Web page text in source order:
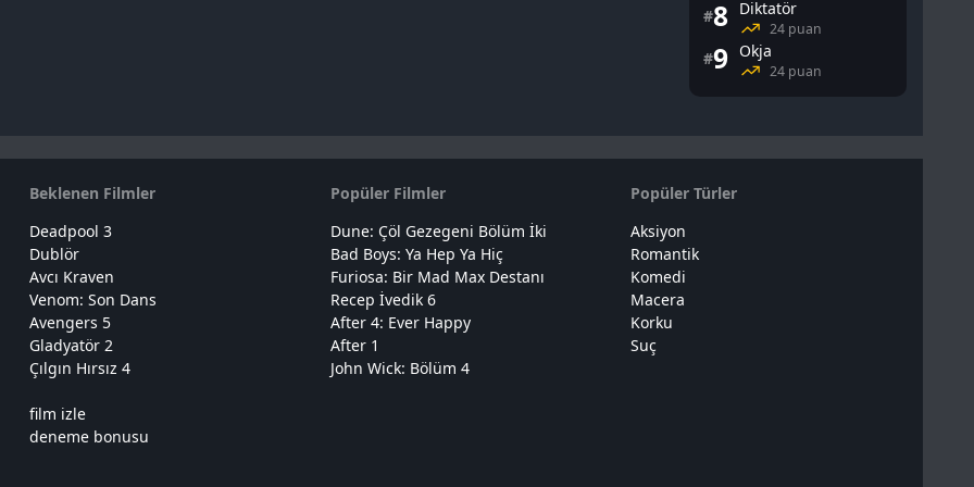
#8 Diktatör
24 puan
#9 Okja
24 puan
Beklenen Filmler
Deadpool 3
Dublör
Avcı Kraven
Venom: Son Dans
Avengers 5
Gladyatör 2
Çılgın Hırsız 4
Popüler Filmler
Dune: Çöl Gezegeni Bölüm İki
Bad Boys: Ya Hep Ya Hiç
Furiosa: Bir Mad Max Destanı
Recep İvedik 6
After 4: Ever Happy
After 1
John Wick: Bölüm 4
Popüler Türler
Aksiyon
Romantik
Komedi
Macera
Korku
Suç
film izle
deneme bonusu